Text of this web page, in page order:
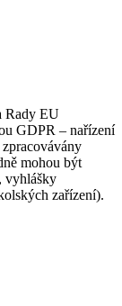
Rady EU
GDPR – nařízení
mohou být
vyhlášky
zařízení).